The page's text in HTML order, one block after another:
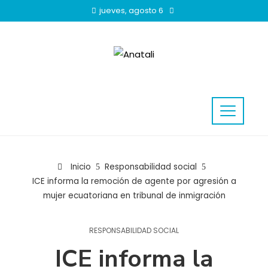
jueves, agosto 6
Inicio
Responsabilidad social
ICE informa la remoción de agente por agresión a
mujer ecuatoriana en tribunal de inmigración
RESPONSABILIDAD SOCIAL
ICE informa la